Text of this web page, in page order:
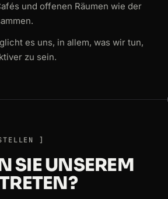
und offenen Räumen wie der
es uns, in allem, was wir tun,
zu sein.
SIE UNSEREM